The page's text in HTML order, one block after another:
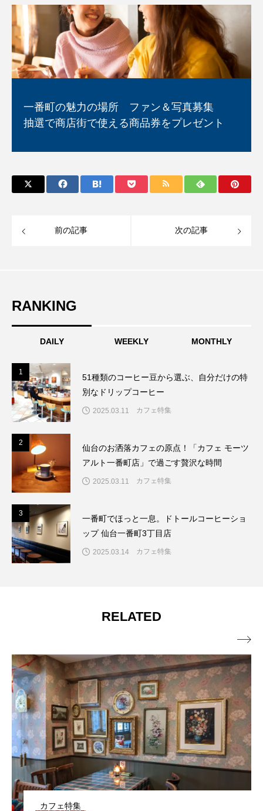
一番町の魅力の場所 ファン＆写真募集
抽選で商店街で使える商品券をプレゼント
前の記事 次の記事
RANKING
DAILY WEEKLY MONTHLY
1
51種類のコーヒー豆から選ぶ、自分だけの特
別なドリップコーヒー
2025.03.11 カフェ特集
2
仙台のお洒落カフェの原点！「カフェ モーツ
アルト一番町店」で過ごす贅沢な時間
2025.03.11 カフェ特集
3
一番町でほっと一息。ドトールコーヒーショ
ップ 仙台一番町3丁目店
2025.03.14 カフェ特集
RELATED
カフェ特集
